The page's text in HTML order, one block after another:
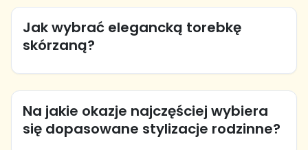
Jak wybrać elegancką torebkę
skórzaną?
Na jakie okazje najczęściej wybiera
się dopasowane stylizacje rodzinne?